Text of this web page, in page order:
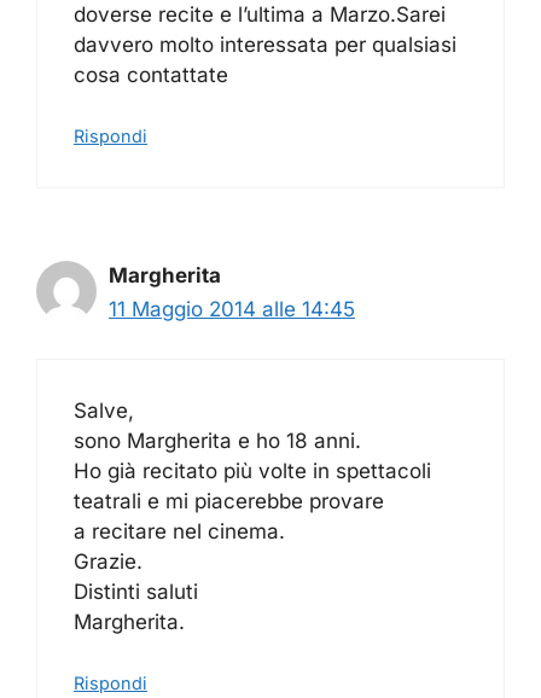
doverse recite e l’ultima a Marzo.Sarei
davvero molto interessata per qualsiasi
cosa contattate
Rispondi
Margherita
11 Maggio 2014 alle 14:45
Salve,
sono Margherita e ho 18 anni.
Ho già recitato più volte in spettacoli
teatrali e mi piacerebbe provare
a recitare nel cinema.
Grazie.
Distinti saluti
Margherita.
Rispondi